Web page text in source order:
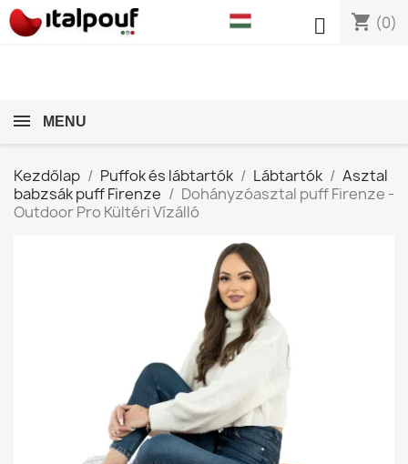
shopping_cart (0)

MENU
Kezdőlap Puffok és lábtartók Lábtartók
Asztal
babzsák puff Firenze
Dohányzóasztal puff Firenze -
Outdoor Pro Kültéri Vízálló